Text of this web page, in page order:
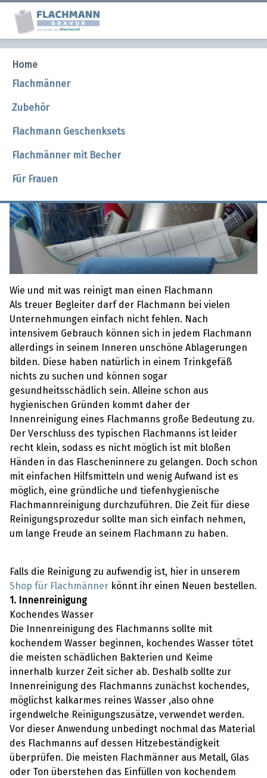
Home
Flachmänner
Zubehör
Flachmann Geschenksets
Flachmänner mit Becher
Für Frauen
Reinigung und Pflege eines Flachmanns
Wie und mit was reinigt man einen Flachmann
Als treuer Begleiter darf der Flachmann bei vielen
Unternehmungen einfach nicht fehlen. Nach
intensivem Gebrauch können sich in jedem Flachmann
allerdings in seinem Inneren unschöne Ablagerungen
bilden. Diese haben natürlich in einem Trinkgefäß
nichts zu suchen und können sogar
gesundheitsschädlich sein. Alleine schon aus
hygienischen Gründen kommt daher der
Innenreinigung eines Flachmanns große Bedeutung zu.
Der Verschluss des typischen Flachmanns ist leider
recht klein, sodass es nicht möglich ist mit bloßen
Händen in das Flascheninnere zu gelangen. Doch schon
mit einfachen Hilfsmitteln und wenig Aufwand ist es
möglich, eine gründliche und tiefenhygienische
Flachmannreinigung durchzuführen. Die Zeit für diese
Reinigungsprozedur sollte man sich einfach nehmen,
um lange Freude an seinem Flachmann zu haben.
Falls die Reinigung zu aufwendig ist, hier in unserem
Shop für Flachmänner könnt ihr einen Neuen bestellen.
1. Innenreinigung
Kochendes Wasser
Die Innenreinigung des Flachmanns sollte mit
kochendem Wasser beginnen, kochendes Wasser tötet
die meisten schädlichen Bakterien und Keime
innerhalb kurzer Zeit sicher ab. Deshalb sollte zur
Innenreinigung des Flachmanns zunächst kochendes,
möglichst kalkarmes reines Wasser ,also ohne
irgendwelche Reinigungszusätze, verwendet werden.
Vor dieser Anwendung unbedingt nochmal das Material
des Flachmanns auf dessen Hitzebeständigkeit
überprüfen. Die meisten Flachmänner aus Metall, Glas
oder Ton überstehen das Einfüllen von kochendem